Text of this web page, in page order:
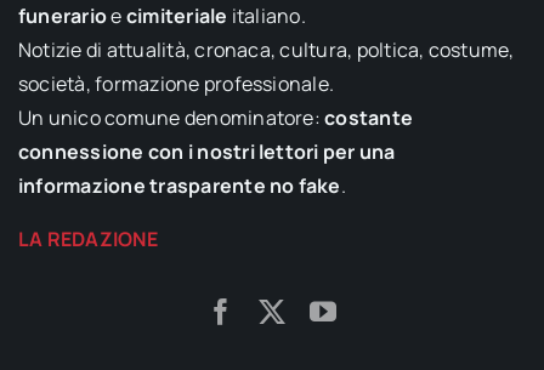
funerarioecimiteriale italiano.
Notizie di attualità, cronaca, cultura, poltica, costume,
società, formazione professionale.
Un unico comune denominatore:costante
connessione con i nostri lettori per una
informazione trasparente no fake.
LA REDAZIONE